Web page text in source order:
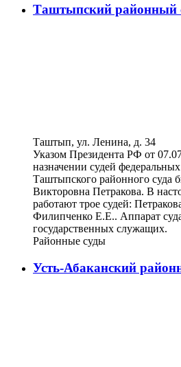
Таштыпский районный
Таштып, ул. Ленина, д. 34
Указом Президента РФ от
назначении судей
Таштыпского районного суда
Викторовна Петракова. В
работают трое судей:
Филипченко Е.Е.. Аппарат
государственных служащих.
Районные суды
Усть-Абаканский